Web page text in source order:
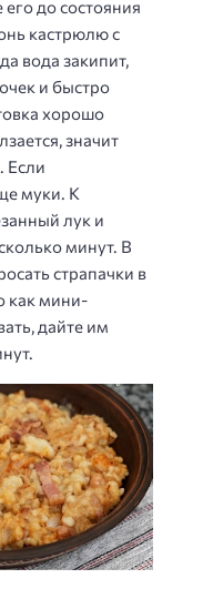
до состояния
кастрюлю с
вода закипит,
и быстро
хорошо
значит
Если
муки. К
лук и
минут. В
страпачки в
как мини-
дайте им